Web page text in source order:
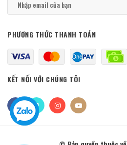
PHƯƠNG THỨC THANH TOÁN
KẾT NỐI VỚI CHÚNG TÔI